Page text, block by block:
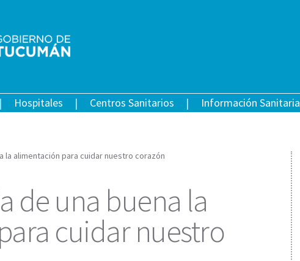
Hospitales Centros Sanitarios Información Sanitaria
la alimentación para cuidar nuestro corazón
de una buena la
cuidar nuestro